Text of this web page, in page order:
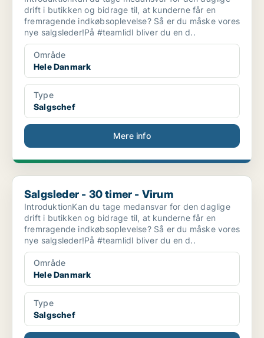
drift i butikken og bidrage til, at kunderne får en
fremragende indkøbsoplevelse? Så er du måske vores
nye salgsleder!På #teamlidl bliver du en d..
Område
Hele Danmark
Type
Salgschef
Mere info
Salgsleder - 30 timer - Virum
Salgsleder - 30 timer - Virum
IntroduktionKan du tage medansvar for den daglige
drift i butikken og bidrage til, at kunderne får en
fremragende indkøbsoplevelse? Så er du måske vores
nye salgsleder!På #teamlidl bliver du en d..
Område
Hele Danmark
Type
Salgschef